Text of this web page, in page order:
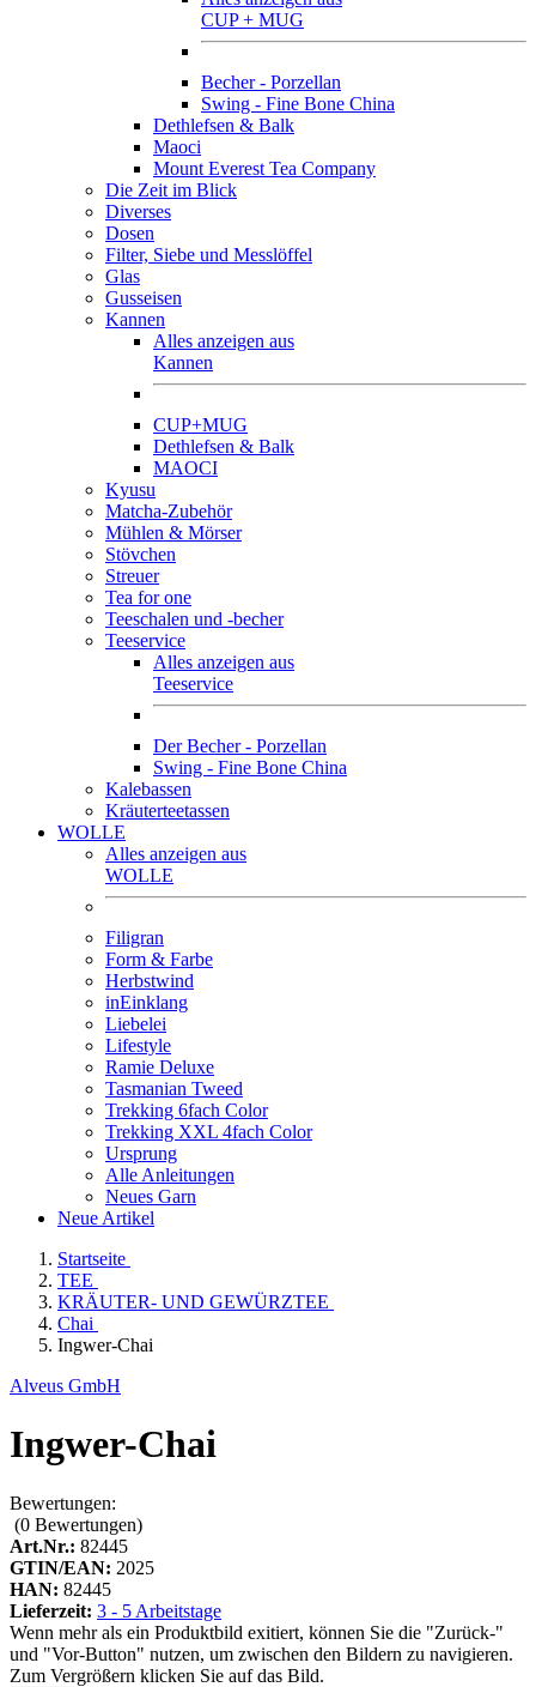
CUP + MUG
Becher - Porzellan
Swing - Fine Bone China
Dethlefsen & Balk
Maoci
Mount Everest Tea Company
Die Zeit im Blick
Diverses
Dosen
Filter, Siebe und Messlöffel
Glas
Gusseisen
Kannen
Alles anzeigen aus
Kannen
CUP+MUG
Dethlefsen & Balk
MAOCI
Kyusu
Matcha-Zubehör
Mühlen & Mörser
Stövchen
Streuer
Tea for one
Teeschalen und -becher
Teeservice
Alles anzeigen aus
Teeservice
Der Becher - Porzellan
Swing - Fine Bone China
Kalebassen
Kräuterteetassen
WOLLE
Alles anzeigen aus
WOLLE
Filigran
Form & Farbe
Herbstwind
inEinklang
Liebelei
Lifestyle
Ramie Deluxe
Tasmanian Tweed
Trekking 6fach Color
Trekking XXL 4fach Color
Ursprung
Alle Anleitungen
Neues Garn
Neue Artikel
Startseite
TEE
KRÄUTER- UND GEWÜRZTEE
Chai
Ingwer-Chai
Alveus GmbH
Ingwer-Chai
Bewertungen:
(0 Bewertungen)
Art.Nr.: 82445
GTIN/EAN: 2025
HAN: 82445
Lieferzeit: 3 - 5 Arbeitstage
Wenn mehr als ein Produktbild exitiert, können Sie die "Zurück-"
und "Vor-Button" nutzen, um zwischen den Bildern zu navigieren.
Zum Vergrößern klicken Sie auf das Bild.